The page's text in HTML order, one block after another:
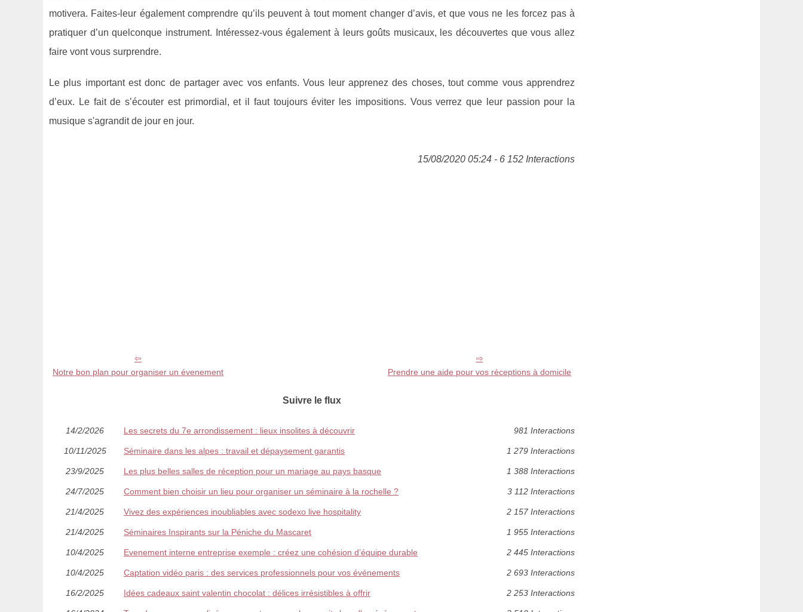
motivera. Faites-leur également comprendre qu’ils peuvent à tout moment changer d’avis, et que vous ne les forcez pas à
pratiquer d’un quelconque instrument. Intéressez-vous également à leurs goûts musicaux, les découvertes que vous allez
faire vont vous surprendre.
Le plus important est donc de partager avec vos enfants. Vous leur apprenez des choses, tout comme vous apprendrez
d’eux. Le fait de s’écouter est primordial, et il faut toujours éviter les impositions. Vous verrez que leur passion pour la
musique s'agrandit de jour en jour.
15/08/2020 05:24 - 6 152 Interactions
Notre bon plan pour organiser un évenement Prendre une aide pour vos réceptions à domicile
Suivre le flux
14/2/2026 Les secrets du 7e arrondissement : lieux insolites à découvrir 981 Interactions
10/11/2025 Séminaire dans les alpes : travail et dépaysement garantis 1 279 Interactions
23/9/2025 Les plus belles salles de réception pour un mariage au pays basque 1 388 Interactions
24/7/2025 Comment bien choisir un lieu pour organiser un séminaire à la rochelle ? 3 112 Interactions
21/4/2025 Vivez des expériences inoubliables avec sodexo live hospitality 2 157 Interactions
21/4/2025 Séminaires Inspirants sur la Péniche du Mascaret 1 955 Interactions
10/4/2025 Evenement interne entreprise exemple : créez une cohésion d’équipe durable 2 445 Interactions
10/4/2025 Captation vidéo paris : des services professionnels pour vos événements 2 693 Interactions
16/2/2025 Idées cadeaux saint valentin chocolat : délices irrésistibles à offrir 2 253 Interactions